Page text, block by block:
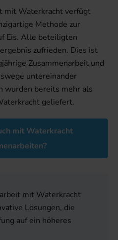
mit Waterkracht verfügt
Methode zur
Eis. Alle beteiligten
zufrieden. Dies ist
Zusammenarbeit und
untereinander
wurden bereits mehr als
geliefert.
mit Waterkracht
mit Waterkracht
Lösungen, die
auf ein höheres